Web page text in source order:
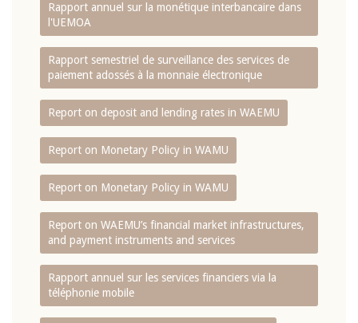
Rapport annuel sur la monétique interbancaire dans
l'UEMOA
Rapport semestriel de surveillance des services de
paiement adossés à la monnaie électronique
Report on deposit and lending rates in WAEMU
Report on Monetary Policy in WAMU
Report on Monetary Policy in WAMU
Report on WAEMU’s financial market infrastructures,
and payment instruments and services
Rapport annuel sur les services financiers via la
téléphonie mobile